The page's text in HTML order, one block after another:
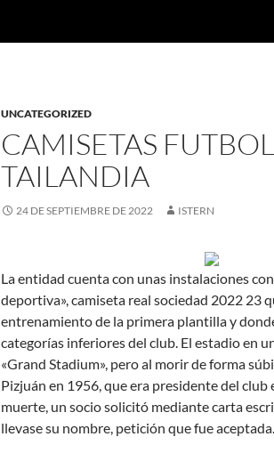
UNCATEGORIZED
CAMISETAS
TAILANDIA
24 DE SEPTIEMBRE DE 2022 ISTERN
La entidad cuenta con unas instalaciones
deportiva», camiseta real sociedad 2022 23
entrenamiento de la primera plantilla y
categorías inferiores del club. El estadio en
«Grand Stadium», pero al morir de forma
Pizjuán en 1956, que era presidente del club
muerte, un socio solicitó mediante carta
llevase su nombre, petición que fue aceptada.